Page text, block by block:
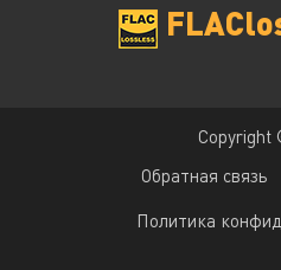
Copyright
Обратная связь
Политика